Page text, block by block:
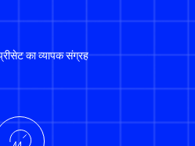
का व्यापक संग्रह